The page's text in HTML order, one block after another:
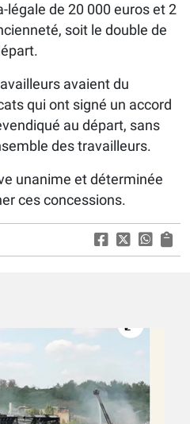
légale de 20 000 euros et 2
soit le double de
avaient du
qui ont signé un accord
au départ, sans
des travailleurs.
unanime et déterminée
ces concessions.